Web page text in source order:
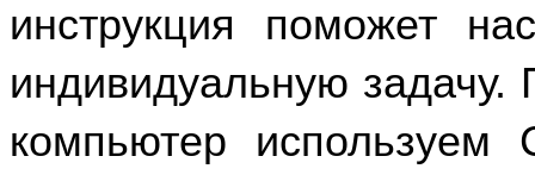
инструкция поможет
индивидуальную
компьютер используем